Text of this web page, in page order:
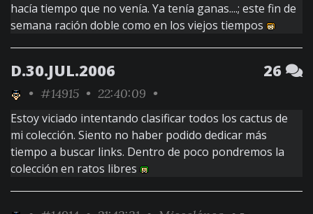
hacía tiempo que no venía. Ya tenía ganas....; este fin de
semana ración doble como en los viejos tiempos
D.30.JUL.2006 26
• #14915 • 22:40:09 •
Estoy viciado intentando clasificar todos los cactus de
mi colección. Siento no haber podido dedicar más
tiempo a buscar links. Dentro de poco pondremos la
colección en ratos libres